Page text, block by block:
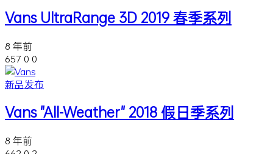
Vans UltraRange 3D 2019 春季系列
8 年前
657 0 0
新品发布
Vans "All-Weather" 2018 假日季系列
8 年前